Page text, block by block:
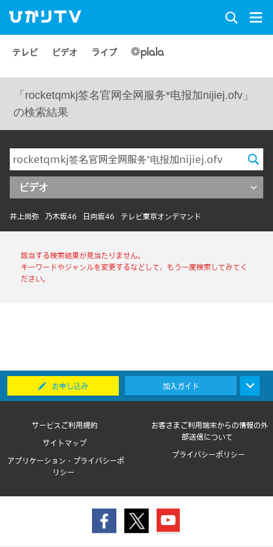
テレビ ビデオ ライブ
「rocketqmkj签名官网全网服务*电报加nijiej.ofv」
の検索結果
ビデオ
井上尚弥 乃木坂46 日向坂46 テレビ東京オンデマンド
該当する検索結果が見当たりません。
キーワードやジャンルを変更するなどして、もう一度検索してみてく
ださい。
お申し込み 加入ガイド
サービスご利用規約
お客さまご利用端末からの情報の外
部送信について
サイトマップ
プライバシーポリシー
アプリケーション・プライバシーポ
リシー